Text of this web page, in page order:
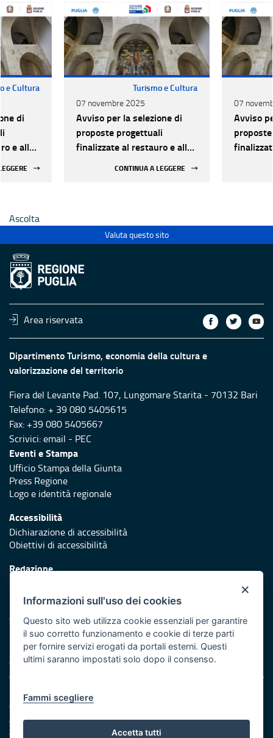
e Cultura
di
e alla
Turismo e Cultura
07 novembre 2025
Avviso per la selezione di
proposte progettuali
finalizzate al restauro e alla
CONTINUA A LEGGERE
07
Avviso
Ascolta
Valuta questo sito
Area riservata
Dipartimento Turismo, economia della cultura e
valorizzazione del territorio
Fiera del Levante Pad. 107, Lungomare Starita - 70132 Bari
Telefono: + 39 080 5405615
Fax: +39 080 5405667
Scrivici:email - PEC
Eventi e Stampa
Ufficio Stampa della Giunta
Press Regione
Logo e identità regionale
Accessibilità
Dichiarazione di accessibilità
Obiettivi di accessibilità
Redazione
Protezione civile
Vai al sito di Protezione Civile Puglia
Iniziativa finanziata con risorse del POR Puglia 2014/2020 -
Asse XI
Note legali
Cookie e privacy
Amministrazione trasparente
Atti di notifica
×
Informazioni sull'uso dei cookies
Questo sito web utilizza cookie essenziali per garantire
il suo corretto funzionamento e cookie di terze parti
per fornire servizi erogati da portali esterni. Questi
ultimi saranno impostati solo dopo il consenso.
Fammi scegliere
Accetta tutti